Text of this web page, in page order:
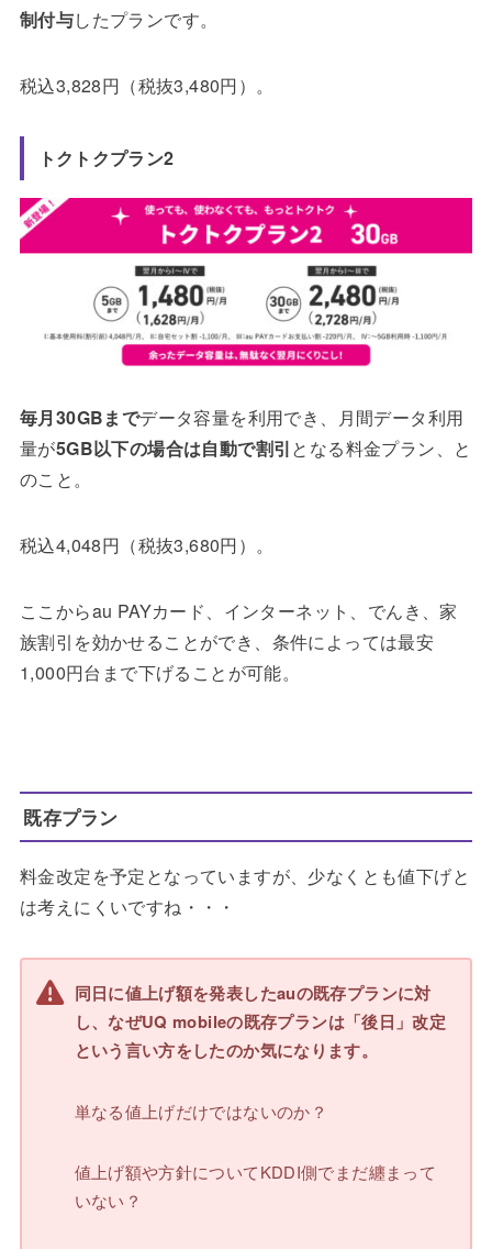
制付与したプランです。
税込3,828円（税抜3,480円）。
トクトクプラン2
毎月30GBまでデータ容量を利用でき、月間データ利用
量が5GB以下の場合は自動で割引となる料金プラン、と
のこと。
税込4,048円（税抜3,680円）。
ここからau PAYカード、インターネット、でんき、家
族割引を効かせることができ、条件によっては最安
1,000円台まで下げることが可能。
既存プラン
料金改定を予定となっていますが、少なくとも値下げと
は考えにくいですね・・・
同日に値上げ額を発表したauの既存プランに対
し、なぜUQ mobileの既存プランは「後日」改定
という言い方をしたのか気になります。
単なる値上げだけではないのか？
値上げ額や方針についてKDDI側でまだ纏まって
いない？